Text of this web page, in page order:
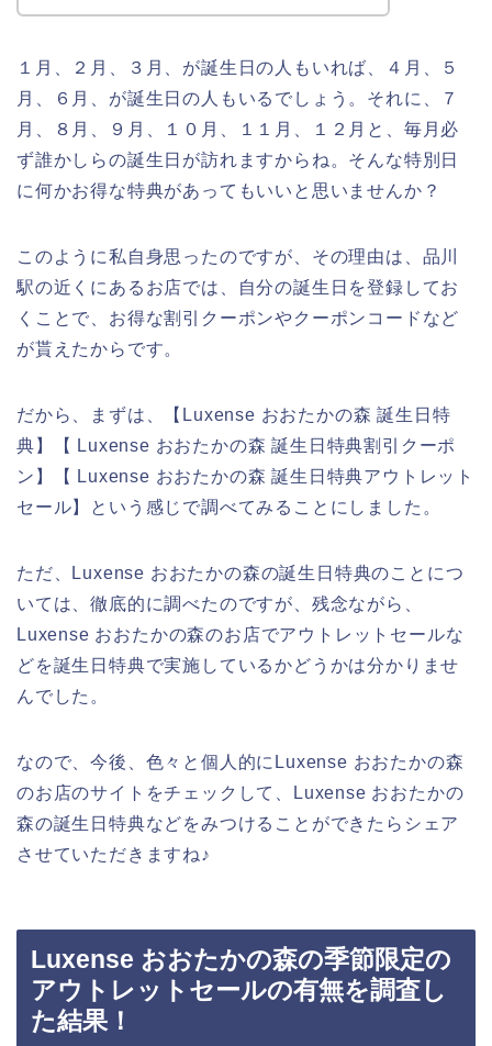
１月、２月、３月、が誕生日の人もいれば、４月、５
月、６月、が誕生日の人もいるでしょう。それに、７
月、８月、９月、１０月、１１月、１２月と、毎月必
ず誰かしらの誕生日が訪れますからね。そんな特別日
に何かお得な特典があってもいいと思いませんか？
このように私自身思ったのですが、その理由は、品川
駅の近くにあるお店では、自分の誕生日を登録してお
くことで、お得な割引クーポンやクーポンコードなど
が貰えたからです。
だから、まずは、【Luxense おおたかの森 誕生日特
典】【 Luxense おおたかの森 誕生日特典割引クーポ
ン】【 Luxense おおたかの森 誕生日特典アウトレット
セール】という感じで調べてみることにしました。
ただ、Luxense おおたかの森の誕生日特典のことにつ
いては、徹底的に調べたのですが、残念ながら、
Luxense おおたかの森のお店でアウトレットセールな
どを誕生日特典で実施しているかどうかは分かりませ
んでした。
なので、今後、色々と個人的にLuxense おおたかの森
のお店のサイトをチェックして、Luxense おおたかの
森の誕生日特典などをみつけることができたらシェア
させていただきますね♪
Luxense おおたかの森の季節限定の
アウトレットセールの有無を調査し
た結果！